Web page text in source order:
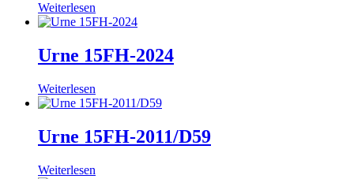
Weiterlesen
Urne 15FH-2024
Weiterlesen
Urne 15FH-2011/D59
Weiterlesen